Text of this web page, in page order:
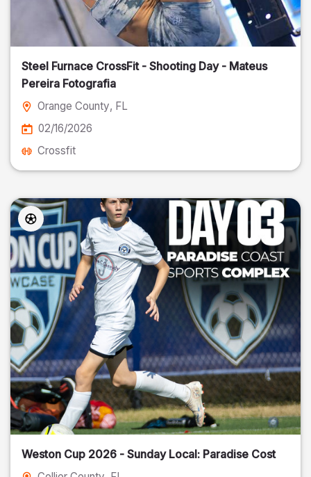
Steel Furnace CrossFit - Shooting Day - Mateus
Pereira Fotografia
Orange County, FL
02/16/2026
Crossfit
Weston Cup 2026 - Sunday Local: Paradise Cost